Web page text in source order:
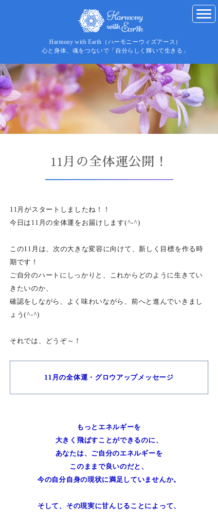
Harmony with Earth（ハーモニーウィズアース）
心と身体、魂をつないで「自分らしく輝いて生きる」
11月の全体運公開！
11月がスタートしましたね！！
今日は11月の全体運をお届けします(^-^)
この11月は、次の大きな変容に向けて、新しく目標を作る時
期です！
ご自分のハートにしっかりと、これからどのように生きてい
きたいのか、
確認をしながら、よく味わいながら、前へと進んでいきまし
ょう(^-^)
それでは、どうぞ～！
11月の全体運・グロウアップメッセージ
もっとエネルギーを
大きく飛ばすことができるのに、
あなたは、ご自分のエネルギーを
このままで良いのだと、
今の自分自身の現状に満足していませんか。
そして、その現実に甘んじることによって、